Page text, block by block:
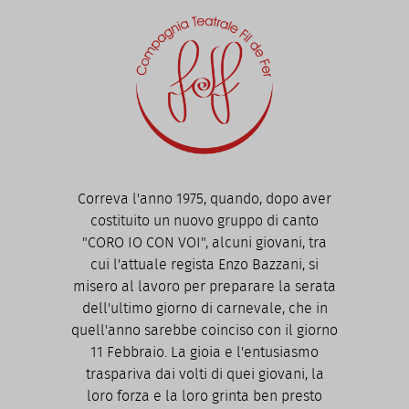
Correva l'anno 1975, quando, dopo aver
costituito un nuovo gruppo di canto
"CORO IO CON VOI", alcuni giovani, tra
cui l'attuale regista Enzo Bazzani, si
misero al lavoro per preparare la serata
dell'ultimo giorno di carnevale, che in
quell'anno sarebbe coinciso con il giorno
11 Febbraio. La gioia e l'entusiasmo
traspariva dai volti di quei giovani, la
loro forza e la loro grinta ben presto